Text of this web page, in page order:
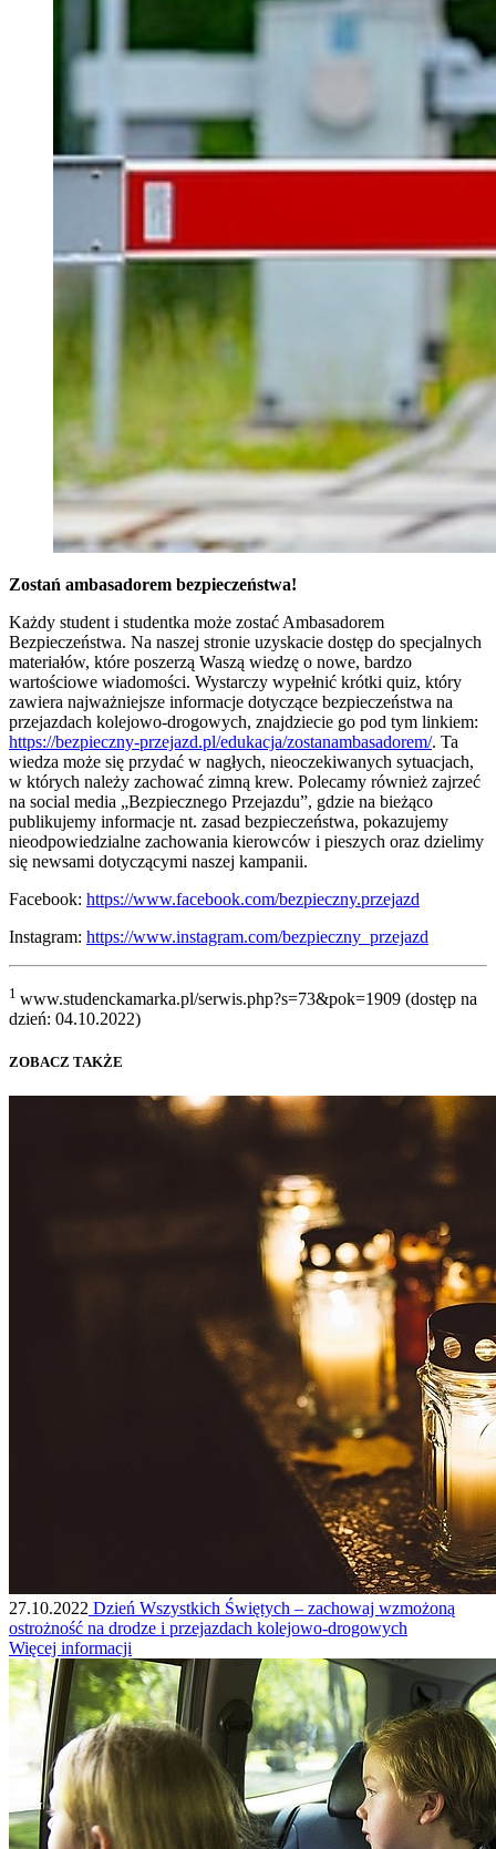
Zostań ambasadorem bezpieczeństwa!
Każdy student i studentka może zostać Ambasadorem
Bezpieczeństwa. Na naszej stronie uzyskacie dostęp do specjalnych
materiałów, które poszerzą Waszą wiedzę o nowe, bardzo
wartościowe wiadomości. Wystarczy wypełnić krótki quiz, który
zawiera najważniejsze informacje dotyczące bezpieczeństwa na
przejazdach kolejowo-drogowych, znajdziecie go pod tym linkiem:
https://bezpieczny-przejazd.pl/edukacja/zostanambasadorem/. Ta
wiedza może się przydać w nagłych, nieoczekiwanych sytuacjach,
w których należy zachować zimną krew. Polecamy również zajrzeć
na social media „Bezpiecznego Przejazdu”, gdzie na bieżąco
publikujemy informacje nt. zasad bezpieczeństwa, pokazujemy
nieodpowiedzialne zachowania kierowców i pieszych oraz dzielimy
się newsami dotyczącymi naszej kampanii.
Facebook: https://www.facebook.com/bezpieczny.przejazd
Instagram: https://www.instagram.com/bezpieczny_przejazd
1 www.studenckamarka.pl/serwis.php?s=73&pok=1909 (dostęp na
dzień: 04.10.2022)
ZOBACZ TAKŻE
27.10.2022 Dzień Wszystkich Świętych – zachowaj wzmożoną
ostrożność na drodze i przejazdach kolejowo-drogowych
Więcej informacji